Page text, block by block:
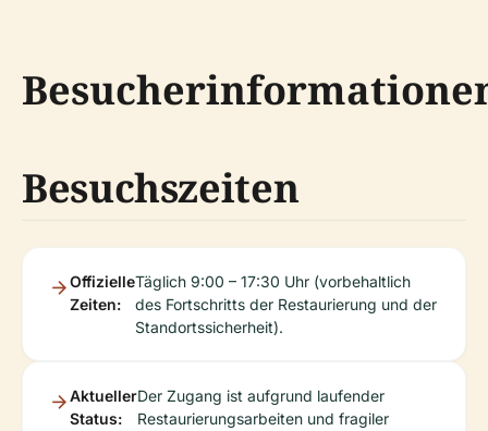
Besuchszeiten
Offizielle
Zeiten:
Täglich 9:00 – 17:30 Uhr (vorbehaltlich
des Fortschritts der Restaurierung und der
Standortssicherheit).
Aktueller
Status:
Der Zugang ist aufgrund laufender
Restaurierungsarbeiten und fragiler